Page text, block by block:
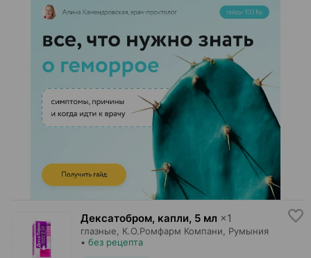
Дексатобром, капли, 5 мл ×1
глазные, К.О.Ромфарм Компани , Румыния
• без рецепта